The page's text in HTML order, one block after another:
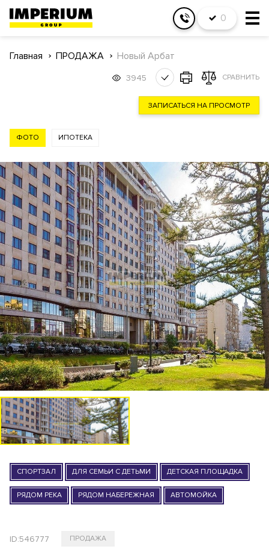
0
Главная ПРОДАЖА Новый Арбат
3945 СРАВНИТЬ
ЗАПИСАТЬСЯ НА ПРОСМОТР
ФОТО ИПОТЕКА
СПОРТЗАЛ ДЛЯ СЕМЬИ С ДЕТЬМИ ДЕТСКАЯ ПЛОЩАДКА
РЯДОМ РЕКА РЯДОМ НАБЕРЕЖНАЯ АВТОМОЙКА
ID:546777 ПРОДАЖА